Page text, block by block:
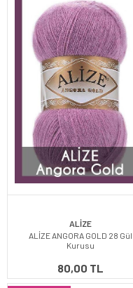
ALİZE
ALİZE ANGORA GOLD 28 Gül
Kurusu
80,00 TL